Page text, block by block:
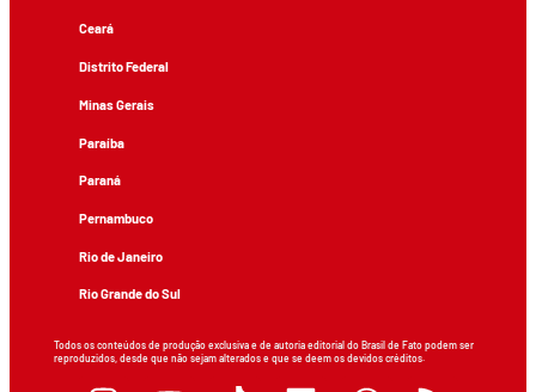
Ceará
Distrito Federal
Minas Gerais
Paraíba
Paraná
Pernambuco
Rio de Janeiro
Rio Grande do Sul
Todos os conteúdos de produção exclusiva e de autoria editorial do Brasil de Fato podem ser
reproduzidos, desde que não sejam alterados e que se deem os devidos créditos.